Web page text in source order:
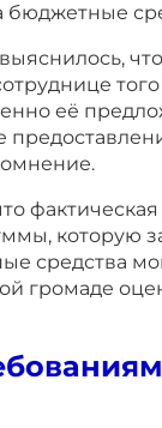
того
её
которую
средства
громаде